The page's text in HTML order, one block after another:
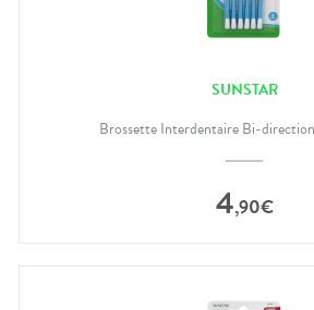
SUNSTAR
Brossette Interdentaire Bi-
4,90€